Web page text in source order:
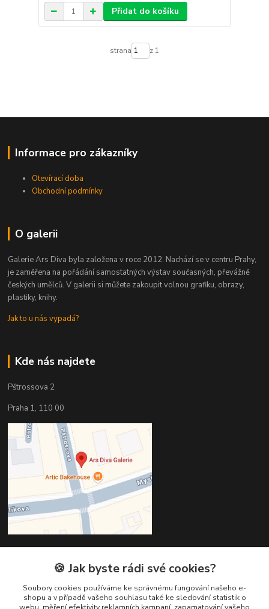
Přidat do košíku
strana z 1
Informace pro zákazníky
Otevírací doba
Obchodní podmínky
O galerii
Galerie Ars Diva byla založena v roce 2012. Nachází se v centru Prahy,
je zaměřena na pořádání samostatných výstav současných, převážně
českých umělců. V galerii si můžete zakoupit volnou grafiku, obrazy,
plastiky, knihy.
Jak to u nás vypadá?
Kde nás najdete
Pštrossova 2
Praha 1, 110 00
Kontakty
Věra Hédervári
🍪 Jak byste rádi své cookies?
Soubory cookies používáme ke správnému fungování našeho e-
shopu a v případě vašeho souhlasu také ke sledování statistik o
webu, měření efektivity reklamních kampaní, zapamatování vašeho